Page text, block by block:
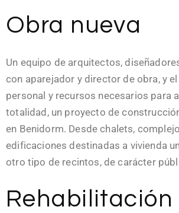
Obra nueva
Un equipo de arquitectos,
con aparejador y director de obra, y
personal y recursos necesarios para
totalidad, un proyecto de
en Benidorm. Desde chalets,
edificaciones destinadas a vivienda
otro tipo de recintos, de carácter
Rehabilitación